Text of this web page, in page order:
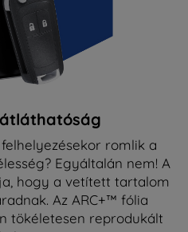
romlik a
Egyáltalán nem! A
hogy a vetített tartalom
Az ARC+™ fólia
tökéletesen reprodukált